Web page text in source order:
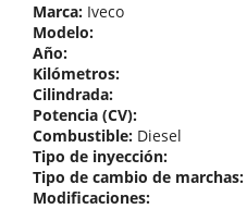
Marca: Iveco
Modelo:
Año:
Kilómetros:
Cilindrada:
Potencia (CV):
Combustible: Diesel
Tipo de inyección:
Tipo de cambio de marchas:
Modificaciones: